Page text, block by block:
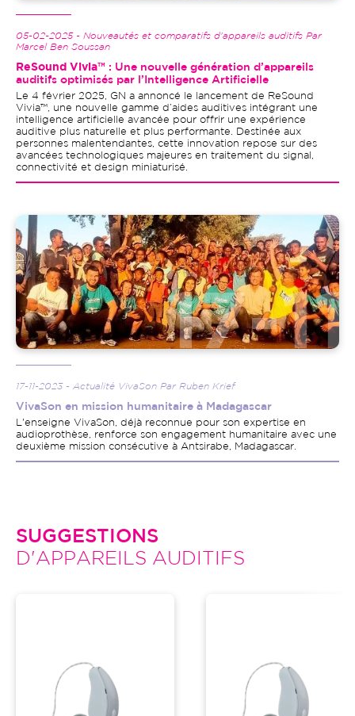
05-02-2025 - Nouveautés et comparatifs d'appareils auditifs Par
Marcel Ben Soussan
ReSound Vivia™ : Une nouvelle génération d’appareils
auditifs optimisés par l’Intelligence Artificielle
Le 4 février 2025, GN a annoncé le lancement de ReSound
Vivia™, une nouvelle gamme d’aides auditives intégrant une
intelligence artificielle avancée pour offrir une expérience
auditive plus naturelle et plus performante. Destinée aux
personnes malentendantes, cette innovation repose sur des
avancées technologiques majeures en traitement du signal,
connectivité et design miniaturisé.
Image
17-11-2023 - Actualité VivaSon Par Ruben Krief
VivaSon en mission humanitaire à Madagascar
L'enseigne VivaSon, déjà reconnue pour son expertise en
audioprothèse, renforce son engagement humanitaire avec une
deuxième mission consécutive à Antsirabe, Madagascar.
SUGGESTIONS
D'APPAREILS AUDITIFS